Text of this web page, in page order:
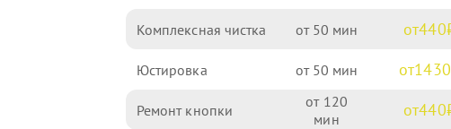
Комплексная чистка 50 440
Юстировка 50 1430
Ремонт кнопки 120 440